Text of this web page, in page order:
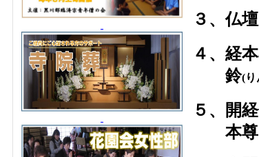
３、仏
４、 経本
鈴(り
５、
開
本尊